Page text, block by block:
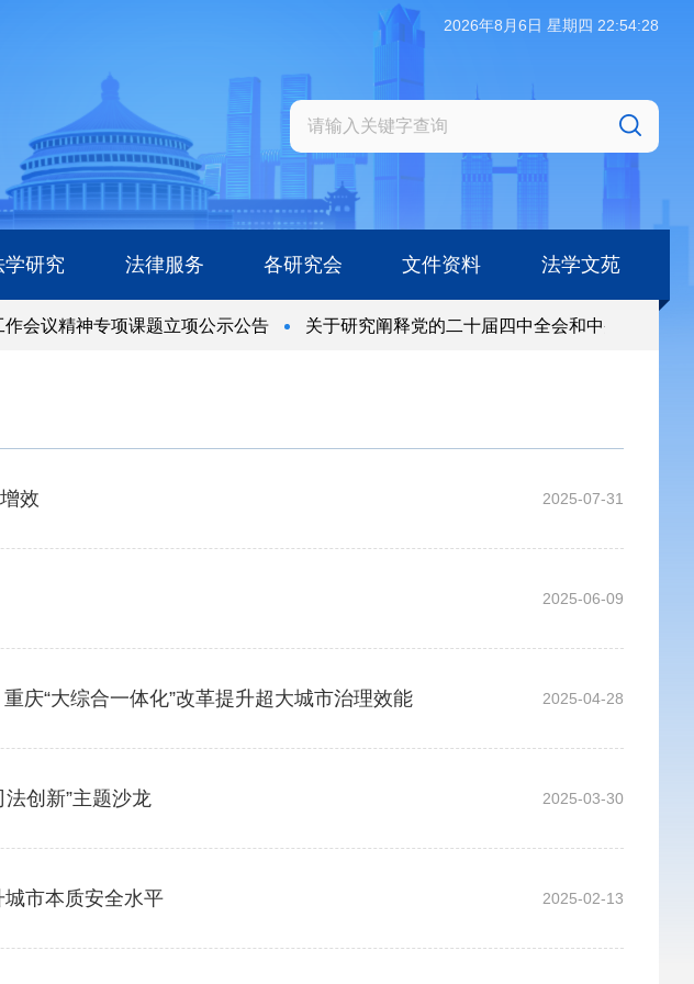
2026年8月6日 星期四 22:54:28
学研究 法律服务 各研究会 文件资料 法学文苑
议精神专项课题立项公示公告
关于研究阐释党的二十届四中全会和中央全面依法
效 2025-07-31
2025-06-09
庆“大综合一体化”改革提升超大城市治理效能 2025-04-28
创新”主题沙龙 2025-03-30
市本质安全水平 2025-02-13